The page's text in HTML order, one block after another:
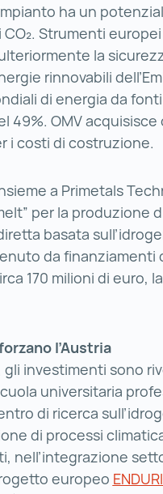
ha un
Strumenti
dell’idrogeno ()
la
rinnovabili
di energia da
49%. OMV
i costi di costruzione.
a Primetals
per la produzione
basata
da finanziamenti
170 milioni di euro,
l’Austria
investimenti sono
universitaria
di ricerca
di processi
nell’integrazione
europeo